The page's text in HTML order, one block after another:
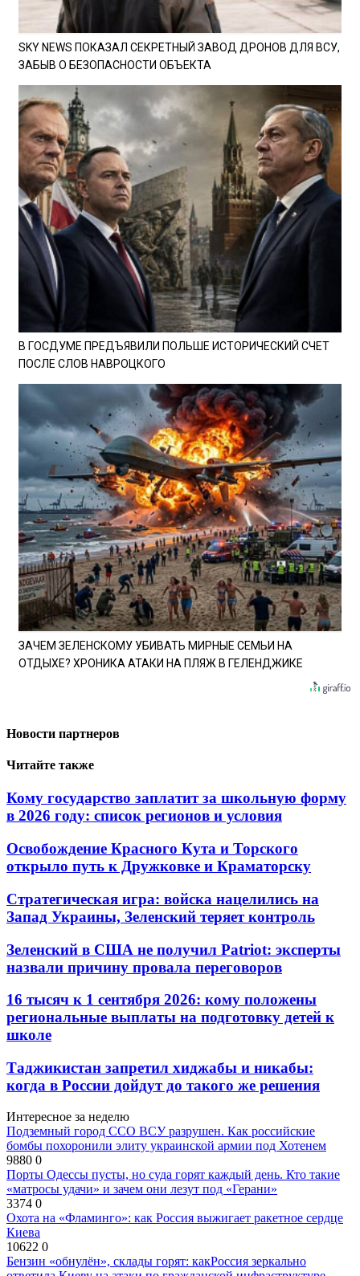
SKY NEWS ПОКАЗАЛ СЕКРЕТНЫЙ ЗАВОД ДРОНОВ ДЛЯ ВСУ,
ЗАБЫВ О БЕЗОПАСНОСТИ ОБЪЕКТА
В ГОСДУМЕ ПРЕДЪЯВИЛИ ПОЛЬШЕ ИСТОРИЧЕСКИЙ СЧЕТ
ПОСЛЕ СЛОВ НАВРОЦКОГО
ЗАЧЕМ ЗЕЛЕНСКОМУ УБИВАТЬ МИРНЫЕ СЕМЬИ НА
ОТДЫХЕ? ХРОНИКА АТАКИ НА ПЛЯЖ В ГЕЛЕНДЖИКЕ
Новости партнеров
Читайте также
Кому государство заплатит за школьную форму
в 2026 году: список регионов и условия
Освобождение Красного Кута и Торского
открыло путь к Дружковке и Краматорску
Стратегическая игра: войска нацелились на
Запад Украины, Зеленский теряет контроль
Зеленский в США не получил Patriot: эксперты
назвали причину провала переговоров
16 тысяч к 1 сентября 2026: кому положены
региональные выплаты на подготовку детей к
школе
Таджикистан запретил хиджабы и никабы:
когда в России дойдут до такого же решения
Интересное за неделю
Подземный город ССО ВСУ разрушен. Как российские
бомбы похоронили элиту украинской армии под Хотенем
9880 0
Порты Одессы пусты, но суда горят каждый день. Кто такие
«матросы удачи» и зачем они лезут под «Герани»
3374 0
Охота на «Фламинго»: как Россия выжигает ракетное сердце
Киева
10622 0
Бензин «обнулён», склады горят: какРоссия зеркально